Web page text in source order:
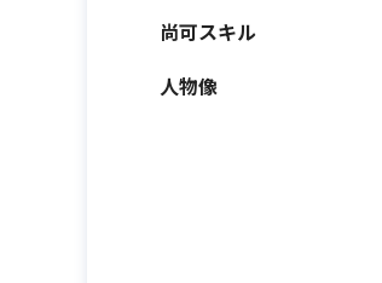
尚可スキル
人物像